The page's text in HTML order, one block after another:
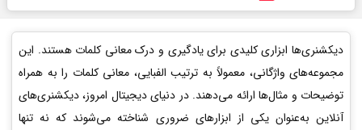
دیکشنری‌ها ابزاری کلیدی برای یادگیری و درک معانی کلمات هستند. این
مجموعه‌های واژگانی، معمولاً به ترتیب الفبایی، معانی کلمات را به همراه
توضیحات و مثال‌ها ارائه می‌دهند. در دنیای دیجیتال امروز، دیکشنری‌های
آنلاین به‌عنوان یکی از ابزارهای ضروری شناخته می‌شوند که نه تنها